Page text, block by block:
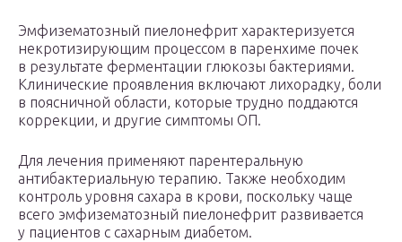
Эмфизематозный пиелонефрит характеризуется
некротизирующим процессом в паренхиме почек
в результате ферментации глюкозы бактериями.
Клинические проявления включают лихорадку, боли
в поясничной области, которые трудно поддаются
коррекции, и другие симптомы ОП.
Для лечения применяют парентеральную
антибактериальную терапию. Также необходим
контроль уровня сахара в крови, поскольку чаще
всего эмфизематозный пиелонефрит развивается
у пациентов с сахарным диабетом.